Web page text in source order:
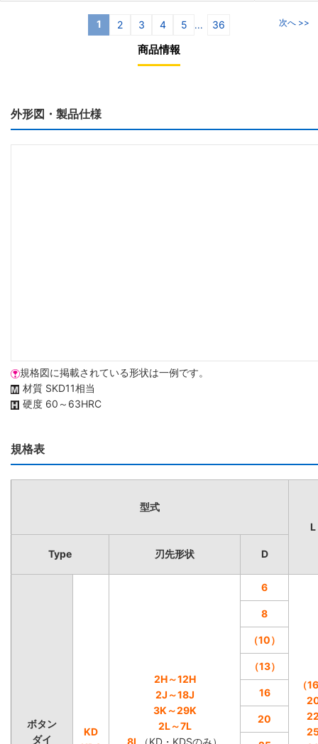
1 2 3 4 5 ... 36 次へ >>
商品情報
外形図・製品仕様
規格図に掲載されている形状は一例です。
材質 SKD11相当
硬度 60～63HRC
規格表
型式
L
Type 刃先形状 D
ボタン
ダイ
KD
2H～12H
2J～18J
3K～29K
2L～7L
8L
（KD・KDSのみ）
6
（
8
（10）
（13）
16
20